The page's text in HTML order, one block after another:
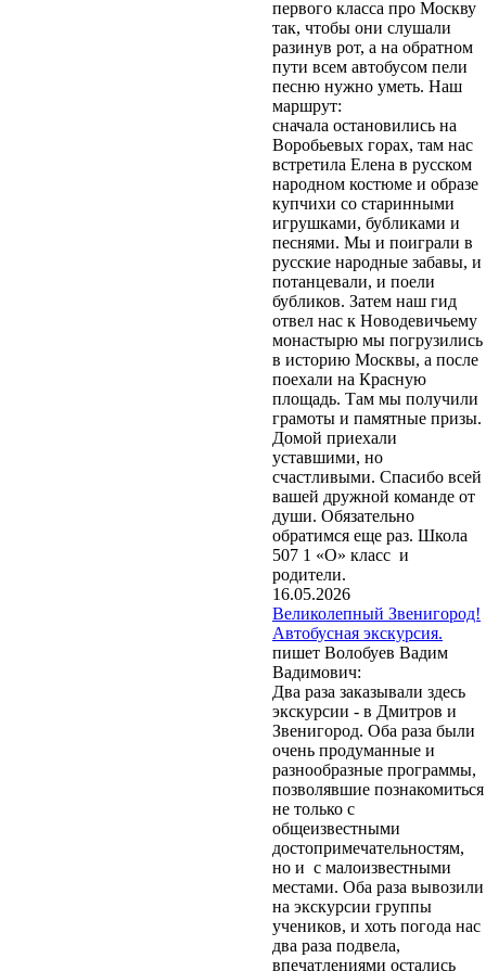
первого класса про Москву
так, чтобы они слушали
разинув рот, а на обратном
пути всем автобусом пели
песню нужно уметь. Наш
маршрут:
сначала остановились на
Воробьевых горах, там нас
встретила Елена в русском
народном костюме и образе
купчихи со старинными
игрушками, бубликами и
песнями. Мы и поиграли в
русские народные забавы, и
потанцевали, и поели
бубликов. Затем наш гид
отвел нас к Новодевичьему
монастырю мы погрузились
в историю Москвы, а после
поехали на Красную
площадь. Там мы получили
грамоты и памятные призы.
Домой приехали
уставшими, но
счастливыми. Спасибо всей
вашей дружной команде от
души. Обязательно
обратимся еще раз. Школа
507 1 «О» класс и
родители.
16.05.2026
Великолепный Звенигород!
Автобусная экскурсия.
пишет Волобуев Вадим
Вадимович:
Два раза заказывали здесь
экскурсии - в Дмитров и
Звенигород. Оба раза были
очень продуманные и
разнообразные программы,
позволявшие познакомиться
не только с
общеизвестными
достопримечательностям,
но и с малоизвестными
местами. Оба раза вывозили
на экскурсии группы
учеников, и хоть погода нас
два раза подвела,
впечатлениями остались